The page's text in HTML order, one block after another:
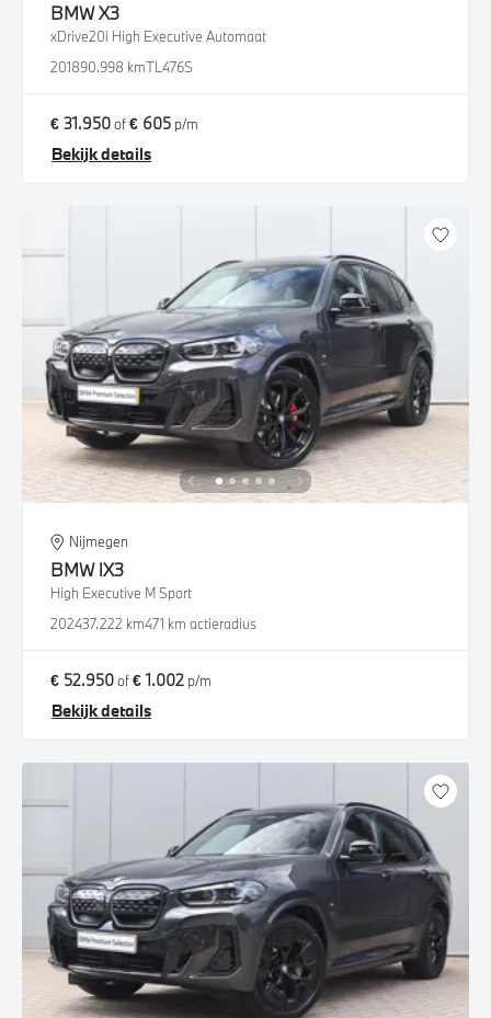
BMWX3
xDrive20i High Executive Automaat
201890.998 kmTL476S
€ 31.950of€ 605 p/m
Bekijk details
Nijmegen
BMW iX3
High Executive M Sport
202437.222 km471 km actieradius
€ 52.950of€ 1.002 p/m
Bekijk details